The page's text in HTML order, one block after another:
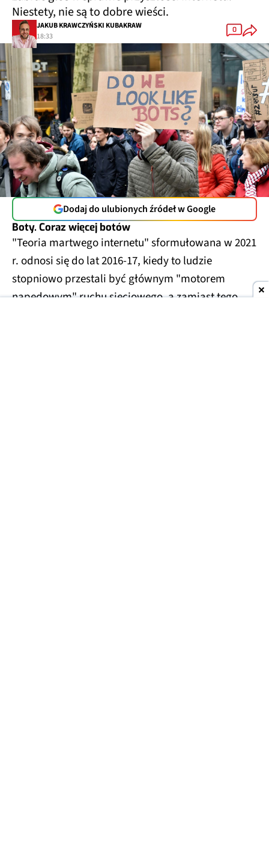
Niestety, nie są to dobre wieści.
JAKUB KRAWCZYŃSKI KUBAKRAW
18:33
0
Dodaj do ulubionych źródeł w Google
Boty. Coraz więcej botów
"Teoria martwego internetu" sformułowana w 2021
r. odnosi się do lat 2016-17, kiedy to ludzie
stopniowo przestali być głównym "motorem
napędowym" ruchu sieciowego, a zamiast tego